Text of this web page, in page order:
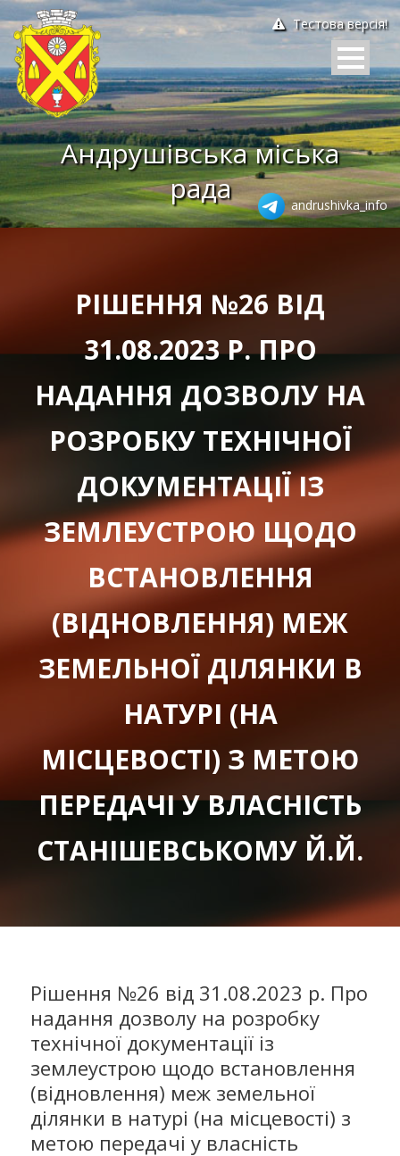
Тестова версія!
Андрушівська міська
рада
andrushivka_info
РІШЕННЯ №26 ВІД
31.08.2023 Р. ПРО
НАДАННЯ ДОЗВОЛУ НА
РОЗРОБКУ ТЕХНІЧНОЇ
ДОКУМЕНТАЦІЇ ІЗ
ЗЕМЛЕУСТРОЮ ЩОДО
ВСТАНОВЛЕННЯ
(ВІДНОВЛЕННЯ) МЕЖ
ЗЕМЕЛЬНОЇ ДІЛЯНКИ В
НАТУРІ (НА
МІСЦЕВОСТІ) З МЕТОЮ
ПЕРЕДАЧІ У ВЛАСНІСТЬ
СТАНІШЕВСЬКОМУ Й.Й.
Рішення №26 від 31.08.2023 р. Про
надання дозволу на розробку
технічної документації із
землеустрою щодо встановлення
(відновлення) меж земельної
ділянки в натурі (на місцевості) з
метою передачі у власність